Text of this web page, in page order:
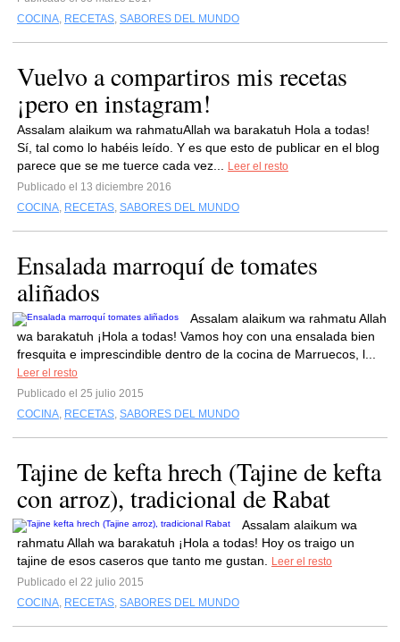
COCINA, RECETAS, SABORES DEL MUNDO
Vuelvo a compartiros mis recetas
¡pero en instagram!
Assalam alaikum wa rahmatuAllah wa barakatuh Hola a todas!
Sí, tal como lo habéis leído. Y es que esto de publicar en el blog
parece que se me tuerce cada vez...
Leer el resto
Publicado el 13 diciembre 2016
COCINA, RECETAS, SABORES DEL MUNDO
Ensalada marroquí de tomates
aliñados
Assalam alaikum wa rahmatu Allah
wa barakatuh ¡Hola a todas! Vamos hoy con una ensalada bien
fresquita e imprescindible dentro de la cocina de Marruecos, l...
Leer el resto
Publicado el 25 julio 2015
COCINA, RECETAS, SABORES DEL MUNDO
Tajine de kefta hrech (Tajine de kefta
con arroz), tradicional de Rabat
Assalam alaikum wa
rahmatu Allah wa barakatuh ¡Hola a todas! Hoy os traigo un
tajine de esos caseros que tanto me gustan.
Leer el resto
Publicado el 22 julio 2015
COCINA, RECETAS, SABORES DEL MUNDO